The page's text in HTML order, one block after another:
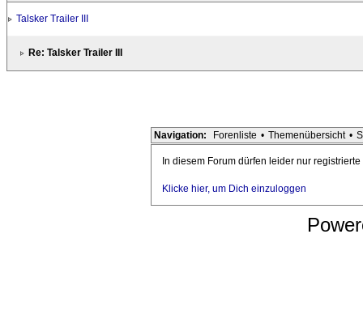
Talsker Trailer III
Re: Talsker Trailer III
Navigation: Forenliste • Themenübersicht •
In diesem Forum dürfen leider nur
Klicke hier, um Dich einzuloggen